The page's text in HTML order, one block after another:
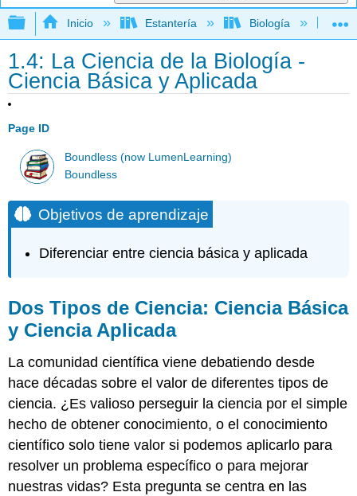
Expandir/contraer jerarquía global
Inicio Estantería Biología
1.4: La Ciencia de la Biología -
Ciencia Básica y Aplicada
Page ID
Boundless (now LumenLearning)
Boundless
Objetivos de aprendizaje
Diferenciar entre ciencia básica y aplicada
Dos Tipos de Ciencia: Ciencia Básica
y Ciencia Aplicada
La comunidad científica viene debatiendo desde
hace décadas sobre el valor de diferentes tipos de
ciencia. ¿Es valioso perseguir la ciencia por el simple
hecho de obtener conocimiento, o el conocimiento
científico solo tiene valor si podemos aplicarlo para
resolver un problema específico o para mejorar
nuestras vidas? Esta pregunta se centra en las